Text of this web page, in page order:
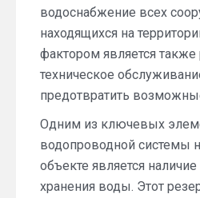
водоснабжение всех
находящихся на
фактором является также
техническое
предотвратить
Одним из ключевых
водопроводной системы
объекте является
хранения воды. Этот